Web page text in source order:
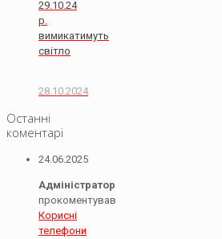
29.10.24
р.
вимикатимуть
світло
28.10.2024
Останні
коментарі
24.06.2025
Адміністратор
прокоментував
Корисні
телефони